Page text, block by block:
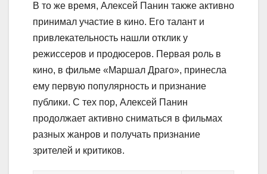
В то же время, Алексей Панин также активно
принимал участие в кино. Его талант и
привлекательность нашли отклик у
режиссеров и продюсеров. Первая роль в
кино, в фильме «Маршал Драго», принесла
ему первую популярность и признание
публики. С тех пор, Алексей Панин
продолжает активно сниматься в фильмах
разных жанров и получать признание
зрителей и критиков.